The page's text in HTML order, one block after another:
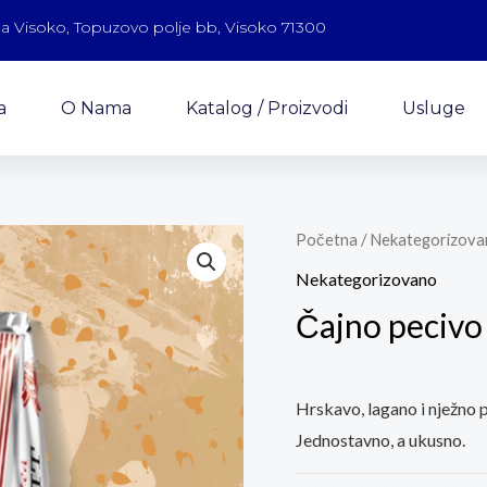
Visoko, Topuzovo polje bb, Visoko 71300
O Nama Katalog / Proizvodi Usluge
Početna /
Nekategorizovano
Čajno
Hrskavo, lagano i nježno
Jednostavno, a ukusno.